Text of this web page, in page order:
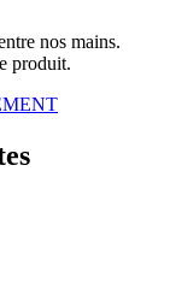
nos mains.
produit.